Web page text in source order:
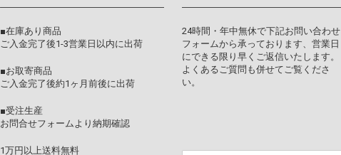
■在庫あり商品
ご入金完了後1-3営業日以内に出荷
■お取寄商品
ご入金完了後約1ヶ月前後に出荷
■受注生産
お問合せフォームより納期確認
1万円以上送料無料
24時間・年中無休で下記お問い合わせ
フォームから承っております、営業日
にできる限り早くご返信いたします。
よくあるご質問も併せてご覧くださ
い。